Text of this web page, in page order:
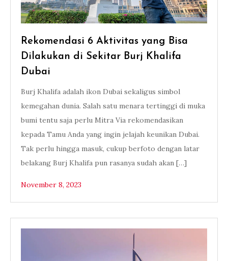
Rekomendasi 6 Aktivitas yang Bisa
Dilakukan di Sekitar Burj Khalifa
Dubai
Burj Khalifa adalah ikon Dubai sekaligus simbol
kemegahan dunia. Salah satu menara tertinggi di muka
bumi tentu saja perlu Mitra Via rekomendasikan
kepada Tamu Anda yang ingin jelajah keunikan Dubai.
Tak perlu hingga masuk, cukup berfoto dengan latar
belakang Burj Khalifa pun rasanya sudah akan […]
November 8, 2023